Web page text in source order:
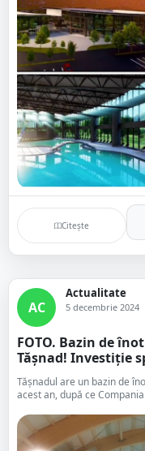
Citește
AC
Actualitate
5 decembrie 2024
FOTO. Bazin de
Tășnad! Investiție
Tășnadul are un bazin de
acest an, după ce